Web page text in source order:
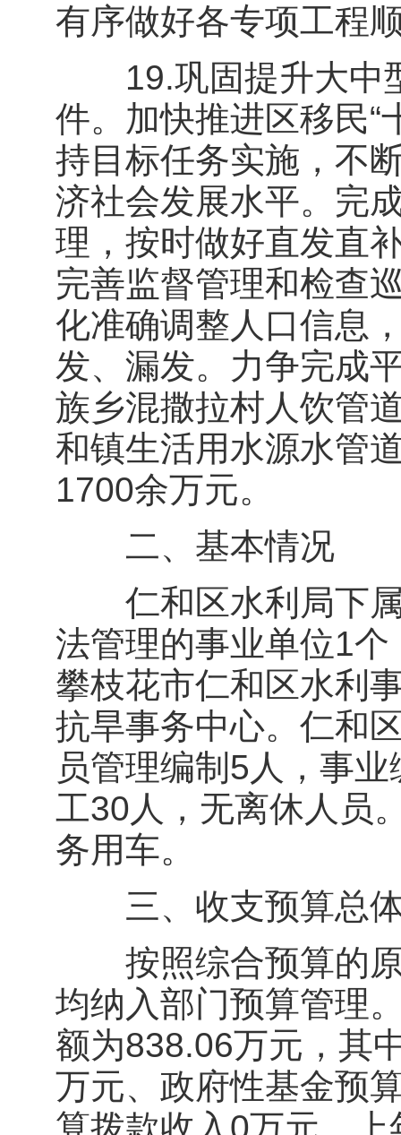
有序做好各专项工程
19.巩固提升大中
件。加快推进区移民“
持目标任务实施，不
济社会发展水平。完
理，按时做好直发直
完善监督管理和检查
化准确调整人口信息
发、漏发。力争完成
族乡混撒拉村人饮管
和镇生活用水源水管
1700余万元。
二、基本情况
仁和区水利局下属
法管理的事业单位1
攀枝花市仁和区水利
抗旱事务中心。仁和
员管理编制5人，事
工30人，无离休人员
务用车。
三、收支预算总
按照综合预算的原
均纳入部门预算管理
额为838.06万元，其
万元、政府性基金预